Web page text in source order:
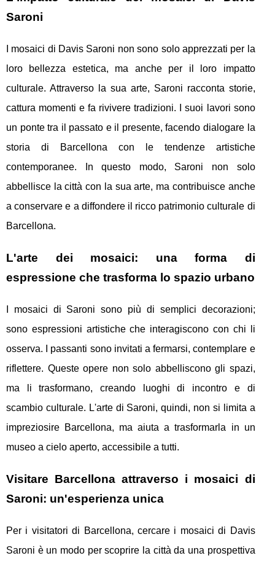
Saroni
I mosaici di Davis Saroni non sono solo apprezzati per la
loro bellezza estetica, ma anche per il loro impatto
culturale. Attraverso la sua arte, Saroni racconta storie,
cattura momenti e fa rivivere tradizioni. I suoi lavori sono
un ponte tra il passato e il presente, facendo dialogare la
storia di Barcellona con le tendenze artistiche
contemporanee. In questo modo, Saroni non solo
abbellisce la città con la sua arte, ma contribuisce anche
a conservare e a diffondere il ricco patrimonio culturale di
Barcellona.
L'arte dei mosaici: una forma di
espressione che trasforma lo spazio urbano
I mosaici di Saroni sono più di semplici decorazioni;
sono espressioni artistiche che interagiscono con chi li
osserva. I passanti sono invitati a fermarsi, contemplare e
riflettere. Queste opere non solo abbelliscono gli spazi,
ma li trasformano, creando luoghi di incontro e di
scambio culturale. L'arte di Saroni, quindi, non si limita a
impreziosire Barcellona, ma aiuta a trasformarla in un
museo a cielo aperto, accessibile a tutti.
Visitare Barcellona attraverso i mosaici di
Saroni: un'esperienza unica
Per i visitatori di Barcellona, cercare i mosaici di Davis
Saroni è un modo per scoprire la città da una prospettiva